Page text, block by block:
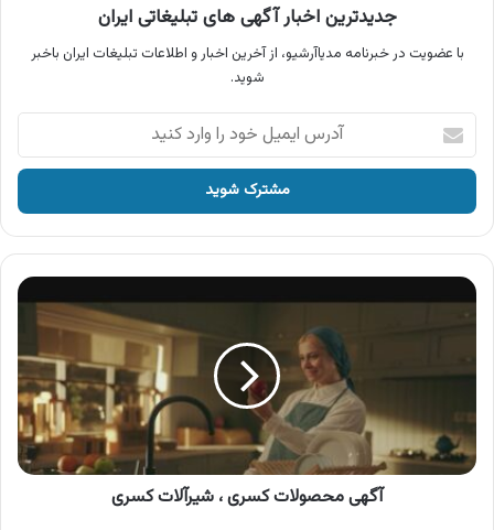
جدیدترین اخبار آگهی های تبلیغاتی ایران
با عضویت در خبرنامه مدیاآرشیو، از آخرین اخبار و اطلاعات تبلیغات ایران باخبر
شوید.
آدرس
ایمیل
خود
وارد
کنید
آگهی
محصولات
شیرآلات
آگهی محصولات کسری ، شیرآلات کسری